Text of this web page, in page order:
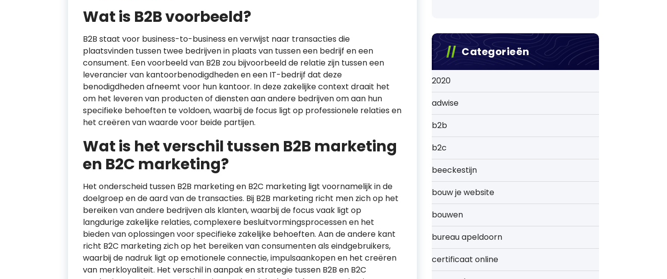
Wat is B2B voorbeeld?
B2B staat voor business-to-business en verwijst naar transacties die
plaatsvinden tussen twee bedrijven in plaats van tussen een bedrijf en een
consument. Een voorbeeld van B2B zou bijvoorbeeld de relatie zijn tussen een
leverancier van kantoorbenodigdheden en een IT-bedrijf dat deze
benodigdheden afneemt voor hun kantoor. In deze zakelijke context draait het
om het leveren van producten of diensten aan andere bedrijven om aan hun
specifieke behoeften te voldoen, waarbij de focus ligt op professionele relaties en
het creëren van waarde voor beide partijen.
Wat is het verschil tussen B2B marketing
en B2C marketing?
Het onderscheid tussen B2B marketing en B2C marketing ligt voornamelijk in de
doelgroep en de aard van de transacties. Bij B2B marketing richt men zich op het
bereiken van andere bedrijven als klanten, waarbij de focus vaak ligt op
langdurige zakelijke relaties, complexere besluitvormingsprocessen en het
bieden van oplossingen voor specifieke zakelijke behoeften. Aan de andere kant
richt B2C marketing zich op het bereiken van consumenten als eindgebruikers,
waarbij de nadruk ligt op emotionele connectie, impulsaankopen en het creëren
van merkloyaliteit. Het verschil in aanpak en strategie tussen B2B en B2C
Categorieën
2020
adwise
b2b
b2c
beeckestijn
bouw je website
bouwen
bureau apeldoorn
certificaat online